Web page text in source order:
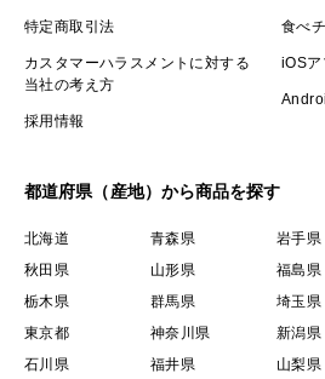
特定商取引法
カスタマーハラスメントに対する
当社の考え方
採用情報
食べ
iOSア
都道府県（産地）から商品を探す
北海道 青森県 岩手県
秋田県
山形県 福島県
栃木県
群馬県 埼玉県
東京都
神奈川県 新潟県
石川県
福井県 山梨県